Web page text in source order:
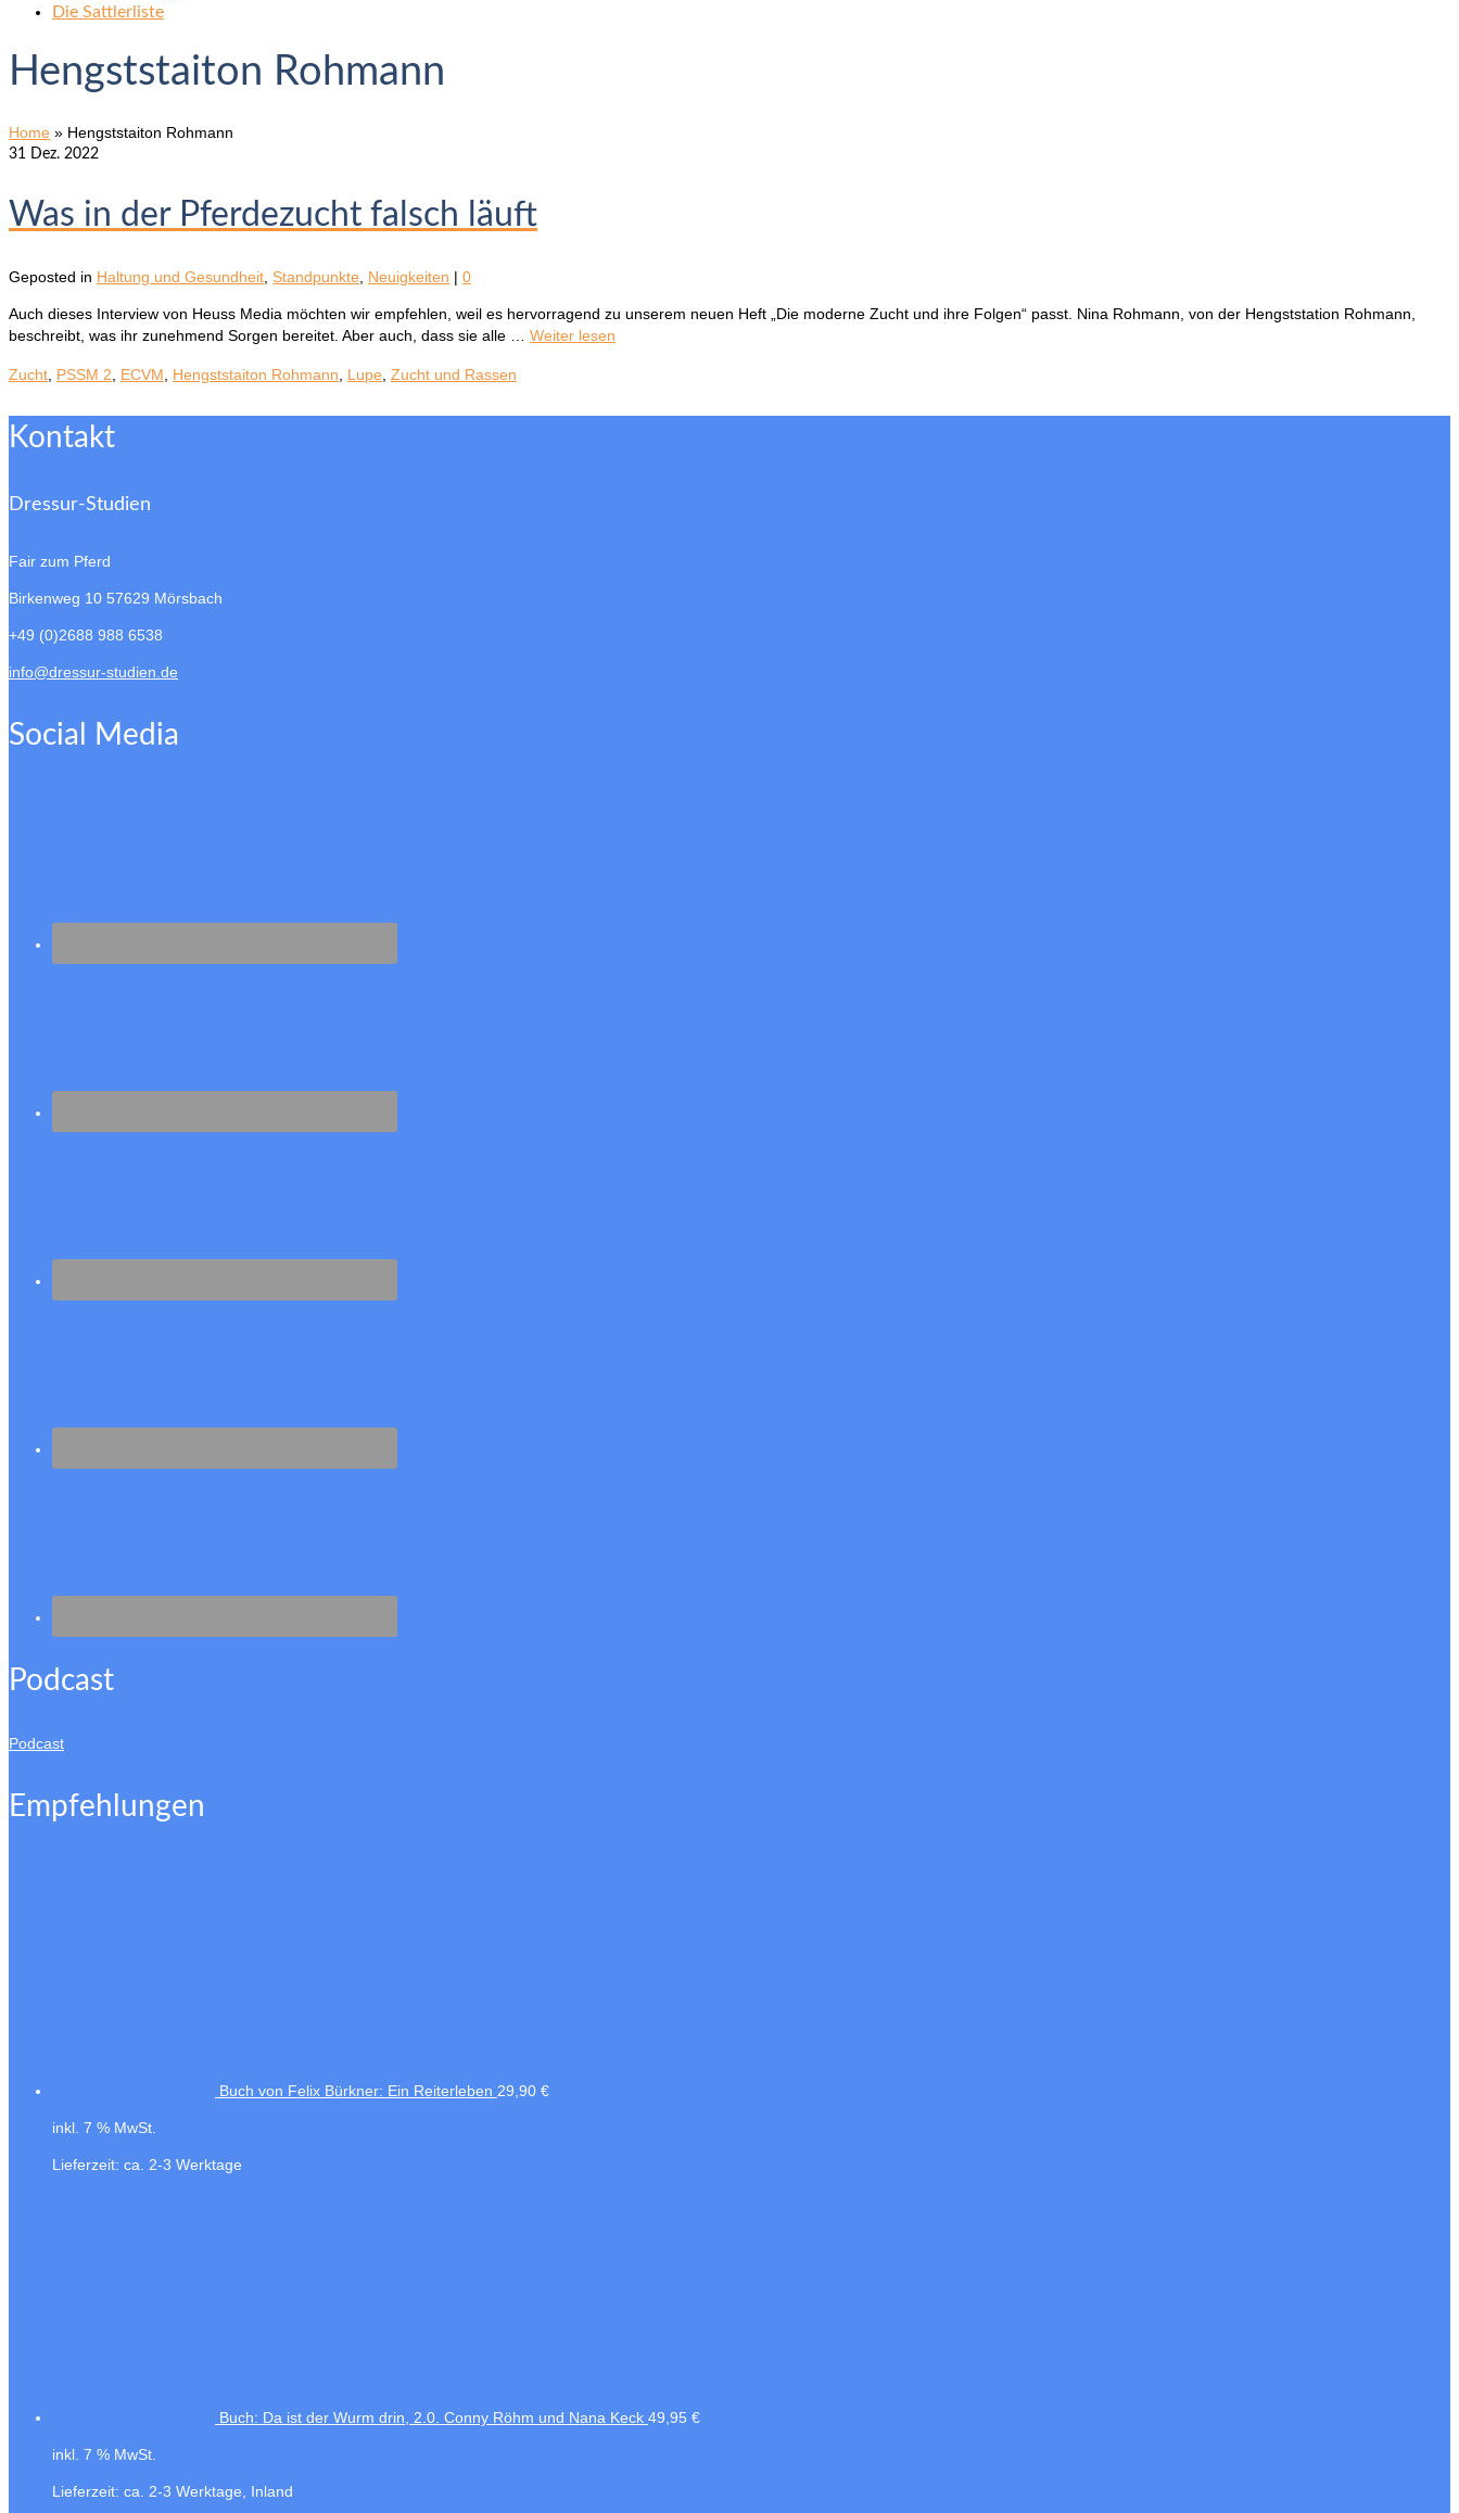
Die Sattlerliste
Hengststaiton Rohmann
Home » Hengststaiton Rohmann
31 Dez. 2022
Was in der Pferdezucht falsch läuft
Geposted in Haltung und Gesundheit Standpunkte Neuigkeiten | 0
Auch dieses Interview von Heuss Media möchten wir empfehlen, weil es hervorragend zu unserem neuen Heft „Die moderne Zucht und ihre Folgen“ passt. Nina Rohmann, von der Hengststation Rohmann,
beschreibt, was ihr zunehmend Sorgen bereitet. Aber auch, dass sie alle … Weiter lesen
Zucht PSSM 2 ECVM Hengststaiton Rohmann Lupe Zucht und Rassen
Kontakt
Dressur-Studien
Fair zum Pferd
Birkenweg 10 57629 Mörsbach
+49 (0)2688 988 6538
info@dressur-studien.de
Social Media
Podcast
Podcast
Empfehlungen
Buch von Felix Bürkner: Ein Reiterleben 29,90 €
inkl. 7 % MwSt.
Lieferzeit: ca. 2-3 Werktage
Buch: Da ist der Wurm drin, 2.0. Conny Röhm und Nana Keck 49,95 €
inkl. 7 % MwSt.
Lieferzeit: ca. 2-3 Werktage, Inland